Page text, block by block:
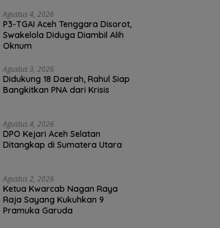
Agustus 4, 2026
P3-TGAI Aceh Tenggara Disorot,
Swakelola Diduga Diambil Alih
Oknum
Agustus 3, 2026
Didukung 18 Daerah, Rahul Siap
Bangkitkan PNA dari Krisis
Agustus 4, 2026
DPO Kejari Aceh Selatan
Ditangkap di Sumatera Utara
Agustus 2, 2026
Ketua Kwarcab Nagan Raya
Raja Sayang Kukuhkan 9
Pramuka Garuda